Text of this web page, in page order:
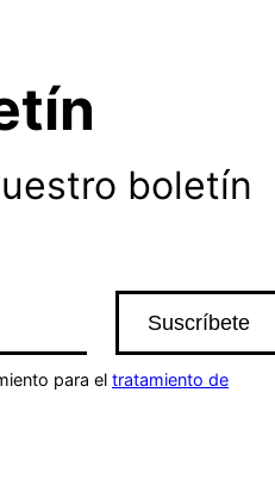
boletín
para el tratamiento de